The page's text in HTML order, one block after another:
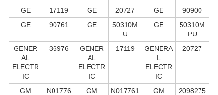
GE 17119 GE 20727 GE
90900
GE
90761 GE
50310M
U
GE
50310M
PU
GENER
AL
ELECTR
IC
36976
GENER
AL
ELECTR
IC
17119
GENERA
L
ELECTR
IC
20727
GM
N01776
GM
N017761
GM
2098275